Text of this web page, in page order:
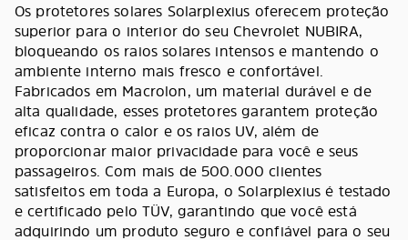
Os protetores solares Solarplexius oferecem proteção
superior para o interior do seu Chevrolet NUBIRA,
bloqueando os raios solares intensos e mantendo o
ambiente interno mais fresco e confortável.
Fabricados em Macrolon, um material durável e de
alta qualidade, esses protetores garantem proteção
eficaz contra o calor e os raios UV, além de
proporcionar maior privacidade para você e seus
passageiros. Com mais de 500.000 clientes
satisfeitos em toda a Europa, o Solarplexius é testado
e certificado pelo TÜV, garantindo que você está
adquirindo um produto seguro e confiável para o seu